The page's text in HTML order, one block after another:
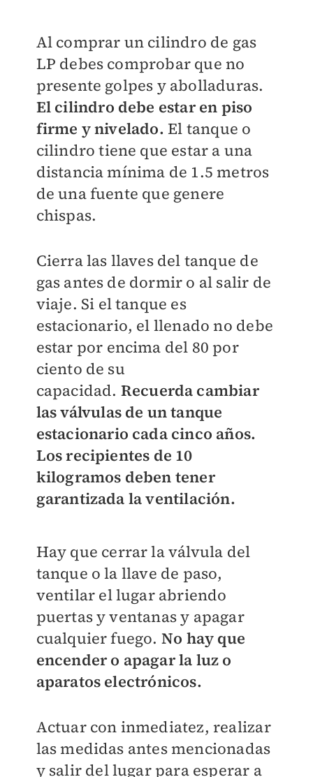
Al comprar un cilindro de gas
LP debes comprobar que no
presente golpes y abolladuras.
El cilindro debe estar en piso
firme y nivelado. El tanque o
cilindro tiene que estar a una
distancia mínima de 1.5 metros
de una fuente que genere
chispas.
Cierra las llaves del tanque de
gas antes de dormir o al salir de
viaje. Si el tanque es
estacionario, el llenado no debe
estar por encima del 80 por
ciento de su
capacidad. Recuerda cambiar
las válvulas de un tanque
estacionario cada cinco años.
Los recipientes de 10
kilogramos deben tener
garantizada la ventilación.
Hay que cerrar la válvula del
tanque o la llave de paso,
ventilar el lugar abriendo
puertas y ventanas y apagar
cualquier fuego. No hay que
encender o apagar la luz o
aparatos electrónicos.
Actuar con inmediatez, realizar
las medidas antes mencionadas
y salir del lugar para esperar a